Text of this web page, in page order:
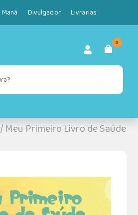
Maná Divulgador Livrarias
0
/Meu Primeiro Livro de Saúde